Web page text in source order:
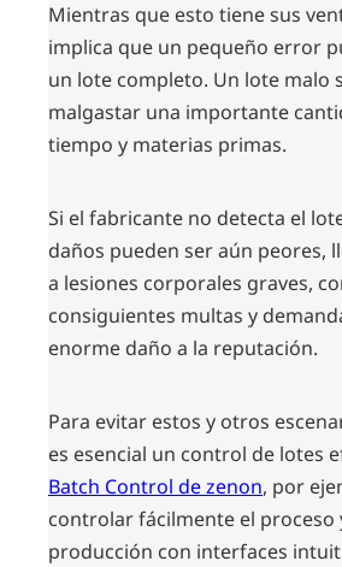
Mientras que esto tiene sus
implica que un pequeño error
un lote completo. Un lote malo
malgastar una importante
tiempo y materias primas.
Si el fabricante no detecta el
daños pueden ser aún peores,
a lesiones corporales graves,
consiguientes multas y
enorme daño a la reputación.
Para evitar estos y otros
es esencial un control de lotes
Batch Control de zenon, por
controlar fácilmente el proceso
producción con interfaces